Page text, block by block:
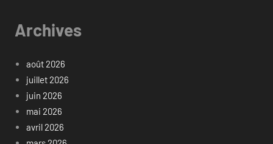
Archives
août 2026
juillet 2026
juin 2026
mai 2026
avril 2026